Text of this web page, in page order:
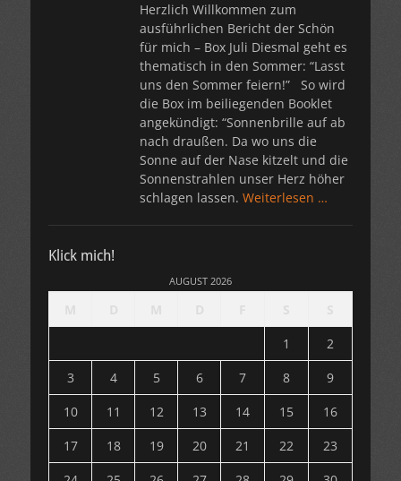
Herzlich Willkommen zum
ausführlichen Bericht der Schön
für mich – Box Juli Diesmal geht es
thematisch in den Sommer: “Lasst
uns den Sommer feiern!” So wird
die Box im beiliegenden Booklet
angekündigt: “Sonnenbrille auf ab
nach draußen. Da wo uns die
Sonne auf der Nase kitzelt und die
Sonnenstrahlen unser Herz höher
schlagen lassen. Weiterlesen …
Klick mich!
AUGUST 2026
1
2
3
4 5 6 7 8
9
10
11 12 13 14 15
16
17
18 19 20 21 22
23